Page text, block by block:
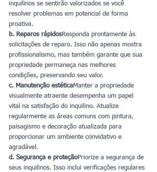
inquilinos se sentirão valorizados se você
resolver problemas em potencial de forma
proativa.
b. Reparos rápidosResponda prontamente às
solicitações de reparo. Isso não apenas mostra
profissionalismo, mas também garante que sua
propriedade permaneça nas melhores
condições, preservando seu valor.
c. Manutenção estéticaManter a propriedade
visualmente atraente desempenha um papel
vital na satisfação do inquilino. Atualize
regularmente as áreas comuns com pintura,
paisagismo e decoração atualizada para
proporcionar um ambiente convidativo e
agradável.
d. Segurança e proteçãoPriorize a segurança de
seus inquilinos. Isso inclui verificações regulares